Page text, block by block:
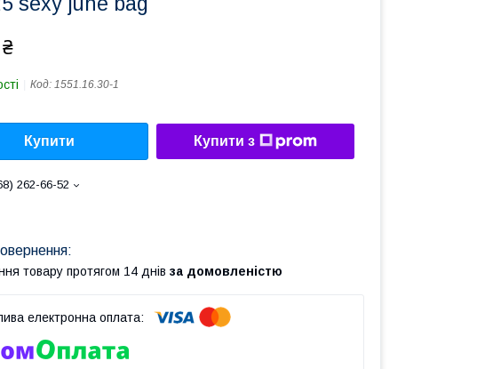
Код: 1551.16.30-1
Купити Купити з
262-66-52
товару протягом 14 днів за домовленістю